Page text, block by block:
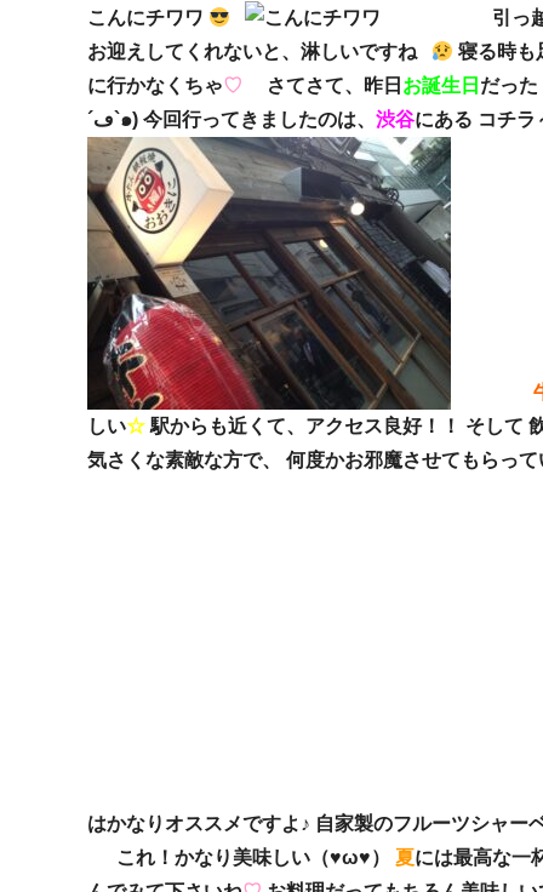
こんにチワワ
引っ越しに
お迎えしてくれないと、淋しいですね
寝る時も
に行かなくちゃ♡ さてさて、昨日 お誕生日 だった
´ڡ`๑) 今回行ってきましたのは、 渋谷にある コチ
しい☆駅からも近くて、アクセス良好！！ そして
気さくな素敵な方で、 何度かお邪魔させてもらっ
はかなりオススメですよ♪ 自家製のフルーツシャ
これ！かなり美味しい（♥ω♥） 夏には最高な一